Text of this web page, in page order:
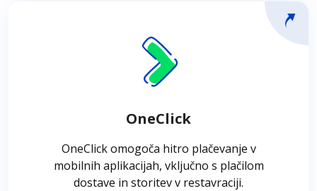
OneClick
OneClick omogoča hitro plačevanje v
mobilnih aplikacijah, vključno s plačilom
dostave in storitev v restavraciji.
OneClick
OneClick predstavlja sklop rešitev, ki
omogočajo hitra plačila, ki so še posebej
plačili za dostavo in storitve v restavraciji.
so na voljo v določenih aplikacijah.